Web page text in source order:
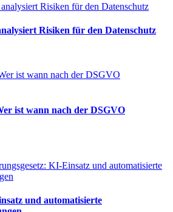
Risiken für den Datenschutz
ist wann nach der DSGVO
und automatisierte